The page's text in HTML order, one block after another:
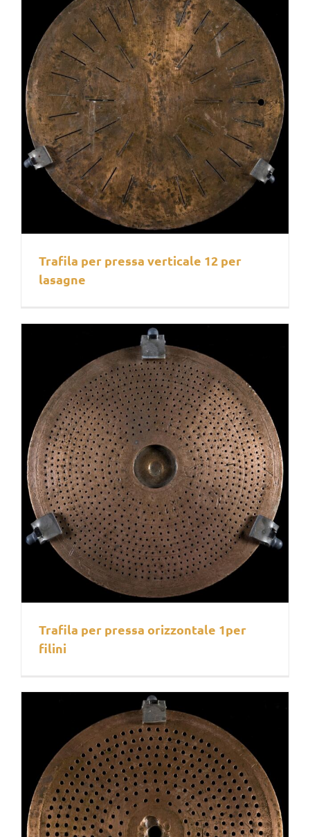
Trafila per pressa verticale 12 per
lasagne
Trafila per pressa orizzontale 1per
filini